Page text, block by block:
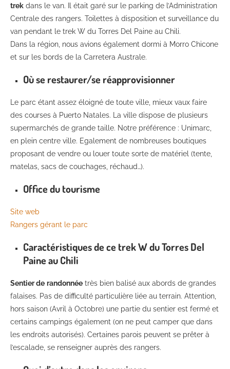
trek dans le van. Il était garé sur le parking de l’Administration
Centrale des rangers. Toilettes à disposition et surveillance du
van pendant le trek W du Torres Del Paine au Chili.
Dans la région, nous avions également dormi à Morro Chicone
et sur les bords de la Carretera Australe.
Où se restaurer/se réapprovisionner
Le parc étant assez éloigné de toute ville, mieux vaux faire
des courses à Puerto Natales. La ville dispose de plusieurs
supermarchés de grande taille. Notre préférence : Unimarc,
en plein centre ville. Egalement de nombreuses boutiques
proposant de vendre ou louer toute sorte de matériel (tente,
matelas, sacs de couchages, réchaud…).
Office du tourisme
Site web
Rangers gérant le parc
Caractéristiques de ce trek W du Torres Del
Paine au Chili
Sentier de randonnée très bien balisé aux abords de grandes
falaises. Pas de difficulté particulière liée au terrain. Attention,
hors saison (Avril à Octobre) une partie du sentier est fermé et
certains campings également (on ne peut camper que dans
les endroits autorisés). Certaines parois peuvent se prêter à
l’escalade, se renseigner auprès des rangers.